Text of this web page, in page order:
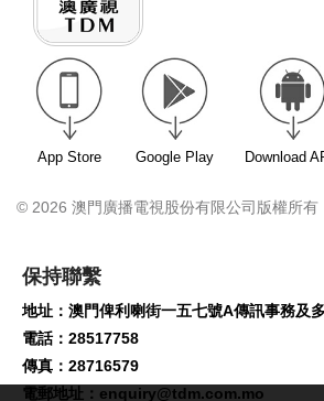
App Store Google Play Download
© 2026 澳門廣播電視股份有限公司版權所有
保持聯繫
地址：澳門俾利喇街一五七號A傳訊事務及
電話：28517758
傳真：28716579
電郵地址： enquiry@tdm.com.mo